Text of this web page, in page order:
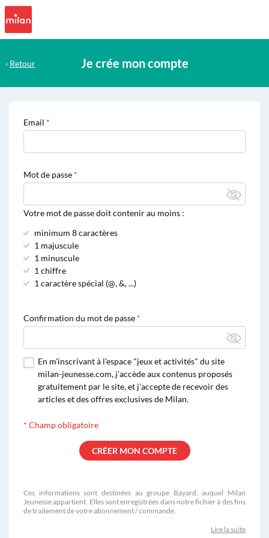
Je crée mon compte
‹ Retour
Email
Mot de passe
Votre mot de passe doit contenir au moins :
minimum 8 caractères
1 majuscule
1 minuscule
1 chiffre
1 caractère spécial (@, &, ...)
Confirmation du mot de passe
En m'inscrivant à l'espace "jeux et activités" du site
milan-jeunesse.com, j'accède aux contenus proposés
gratuitement par le site, et j'accepte de recevoir des
articles et des offres exclusives de Milan.
* Champ obligatoire
Ces informations sont destinées au groupe Bayard, auquel Milan
Jeunesse appartient. Elles sont enregistrées dans notre fichier à des fins
de traitement de votre abonnement / commande.
Lire la suite